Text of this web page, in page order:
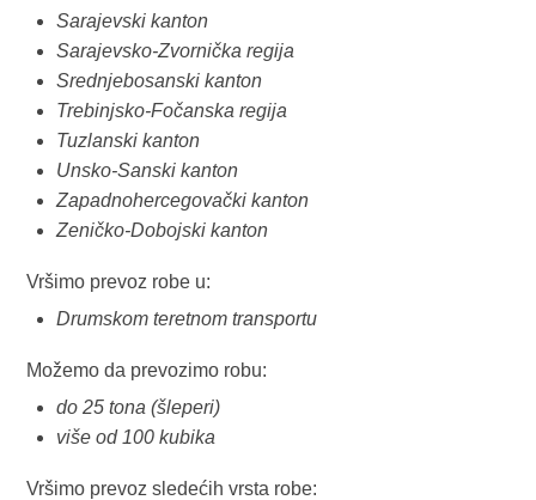
Sarajevski kanton
Sarajevsko-Zvornička regija
Srednjebosanski kanton
Trebinjsko-Fočanska regija
Tuzlanski kanton
Unsko-Sanski kanton
Zapadnohercegovački kanton
Zeničko-Dobojski kanton
Vršimo prevoz robe u:
Drumskom teretnom transportu
Možemo da prevozimo robu:
do 25 tona (šleperi)
više od 100 kubika
Vršimo prevoz sledećih vrsta robe: